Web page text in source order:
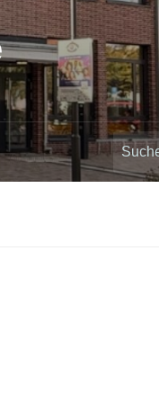
Search
for: